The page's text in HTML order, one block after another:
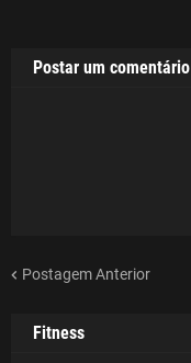
Postar um comentário
Postagem Anterior
Fitness